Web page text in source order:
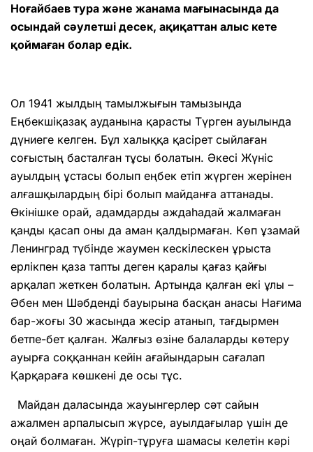
Ноғайбаев тура және жана­ма мағы­насында да
осындай сәу­летші десек, ақи­қаттан алыс кете
қоймаған болар едік.
Ол 1941 жылдың тамылжығын тамы­зында
Еңбекшіқазақ ауданына қарасты Түрген ауылында
дүниеге келген. Бұл халыққа қасірет сыйлаған
соғыстың басталған тұсы болатын. Әкесі Жүніс
ауылдың ұстасы болып еңбек етіп жүрген жерінен
алғашқылардың бірі болып майданға аттанады.
Өкінішке орай, адам­дарды аждаһадай жалмаған
қанды қасап оны да аман қалдырмаған. Көп ұзамай
Ленинград түбінде жаумен кескілескен ұрыста
ерлікпен қаза тапты деген қаралы қағаз қайғы
арқалап жеткен болатын. Артында қалған екі ұлы –
Әбен мен Шәбденді бауырына басқан анасы Нағи­ма
бар-жоғы 30 жасында жесір атанып, тағдырмен
бетпе-бет қалған. Жалғыз өзіне балаларды көтеру
ауырға соққаннан кейін ағайындарын сағалап
Қарқараға көшкені де осы тұс.
Майдан даласында жауынгерлер сәт сайын
ажалмен арпалысып жүрсе, ауыл­дағылар үшін де
оңай болмаған. Жүріп-тұруға шамасы келетін кәрі